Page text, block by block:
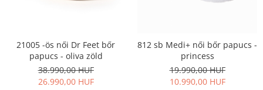
21005 -ös női Dr Feet bőr
papucs - oliva zöld
38.990,00 HUF
26.990,00 HUF
812 sb Medi+ női bőr papucs -
princess
19.990,00 HUF
10.990,00 HUF